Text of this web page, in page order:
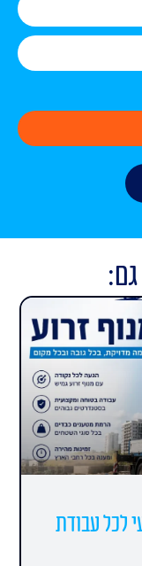
גם:
לכל עבודת